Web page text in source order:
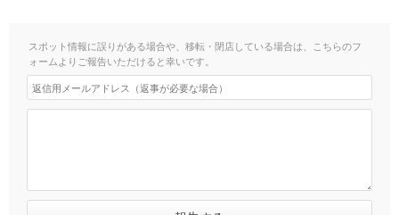
スポット情報に誤りがある場合や、移転・閉店している場合は、こちらのフ
ォームよりご報告いただけると幸いです。